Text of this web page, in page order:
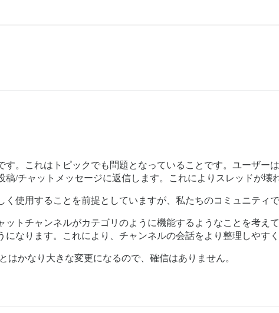
す。これはトピックでも問題となっていることです。ユーザー
/チャットメッセージに返信します。これによりスレッドが壊
使用することを前提としていますが、私たちのコミュニティ
トチャンネルがカテゴリのように機能するようなことを考え
なります。これにより、チャンネルの会話をより整理しやすく
かなり大きな変更になるので、確信はありません。